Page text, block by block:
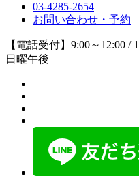
03-4285-2654
お問い合わせ・予約
【電話受付】9:00～12:00
日曜午後